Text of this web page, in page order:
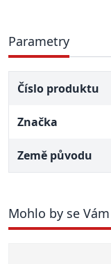
Parametry
Číslo produktu
Značka
Země původu
Mohlo by se